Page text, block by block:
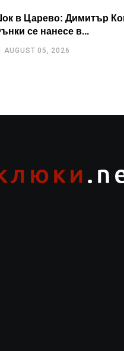
в Царево: Димитър
се нанесе в...
AUGUST 05, 2026